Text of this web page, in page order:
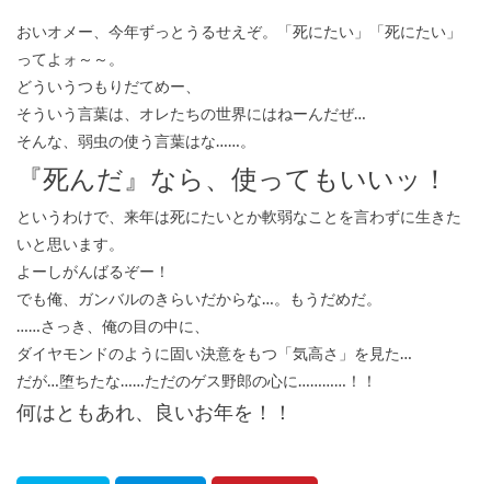
おいオメー、今年ずっとうるせえぞ。「死にたい」「死にたい」
ってよォ～～。
どういうつもりだてめー、
そういう言葉は、オレたちの世界にはねーんだぜ…
そんな、弱虫の使う言葉はな……。
『死んだ』なら、使ってもいいッ！
というわけで、来年は死にたいとか軟弱なことを言わずに生きた
いと思います。
よーしがんばるぞー！
でも俺、ガンバルのきらいだからな…。もうだめだ。
……さっき、俺の目の中に、
ダイヤモンドのように固い決意をもつ「気高さ」を見た…
だが…堕ちたな……ただのゲス野郎の心に…………！！
何はともあれ、良いお年を！！